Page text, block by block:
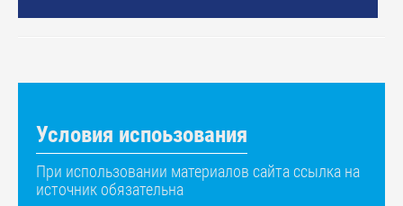
Условия испоьзования
При использовании материалов сайта ссылка на
источник обязательна